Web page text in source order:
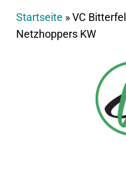
Startseite »VC
Netzhoppers KW